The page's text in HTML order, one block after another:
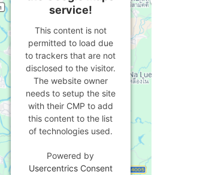
service!
This content is not
permitted to load due
to trackers that are not
disclosed to the visitor.
The website owner
needs to setup the site
with their CMP to add
this content to the list
of technologies used.
Powered by
Usercentrics Consent